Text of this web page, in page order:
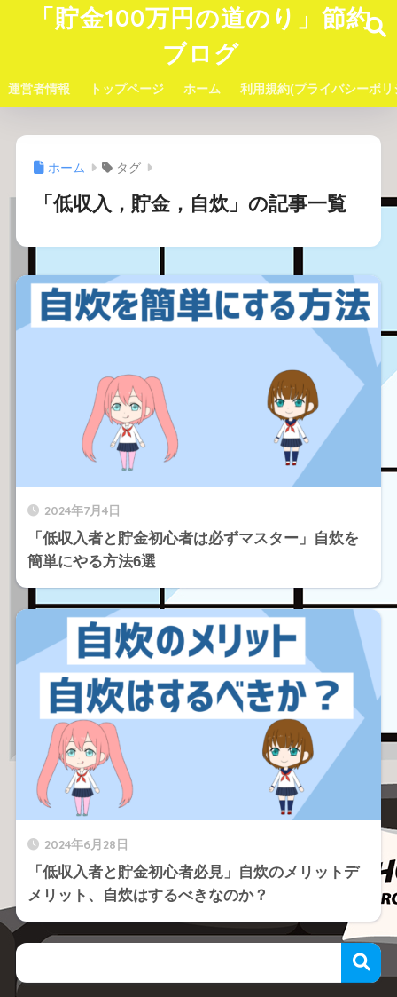
「貯金100万円の道のり」節約
ブログ
運営者情報 トップページ ホーム 利用規約(プライバシーポリ
ホーム タグ
「低収入，貯金，自炊」の記事一覧
2024年7月4日
「低収入者と貯金初心者は必ずマスター」自炊を
簡単にやる方法6選
2024年6月28日
「低収入者と貯金初心者必見」自炊のメリットデ
メリット、自炊はするべきなのか？